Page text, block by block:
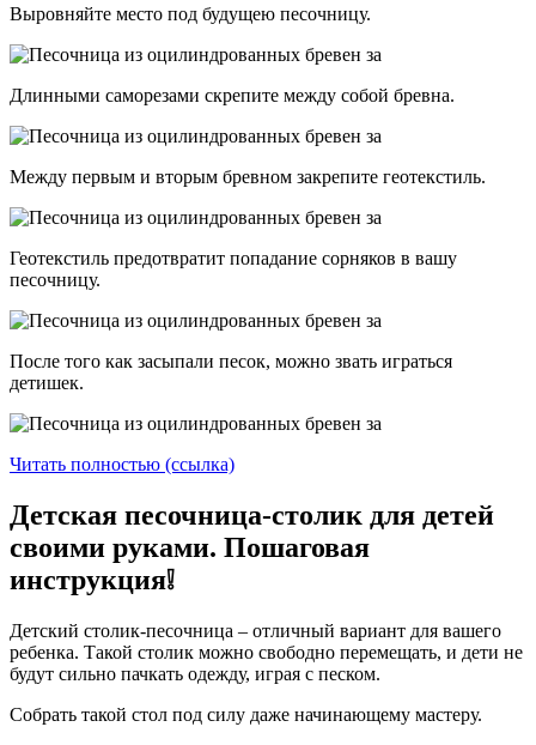
Выровняйте место под будущею песочницу.
Длинными саморезами скрепите между собой бревна.
Между первым и вторым бревном закрепите геотекстиль.
Геотекстиль предотвратит попадание сорняков в вашу
песочницу.
После того как засыпали песок, можно звать играться
детишек.
Читать полностью (ссылка)
Детская песочница-столик для детей
своими руками. Пошаговая
инструкция❕
Детский столик-песочница – отличный вариант для вашего
ребенка. Такой столик можно свободно перемещать, и дети не
будут сильно пачкать одежду, играя с песком.
Собрать такой стол под силу даже начинающему мастеру.